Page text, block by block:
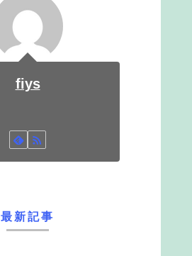
fiys
最新記事